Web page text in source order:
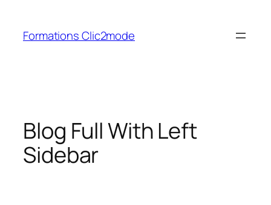
contenu
Formations Clic2mode
Blog Full With Left
Sidebar